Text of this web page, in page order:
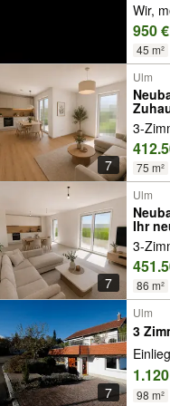
Wir,
950 €
45 m²
7
Ulm
3-
75 m²
7
Ulm
Ihr
3-
86 m²
7
Ulm
3
98 m²